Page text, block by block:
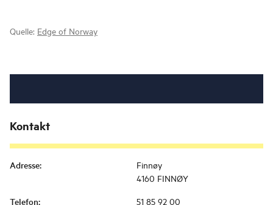
Quelle: Edge of Norway
Kontakt
Adresse:
Finnøy
4160 FINNØY
Telefon: 51 85 92 00